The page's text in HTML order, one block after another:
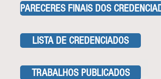
PARECERES FINAIS DOS
LISTA DE CREDENCIADOS
TRABALHOS PUBLICADOS